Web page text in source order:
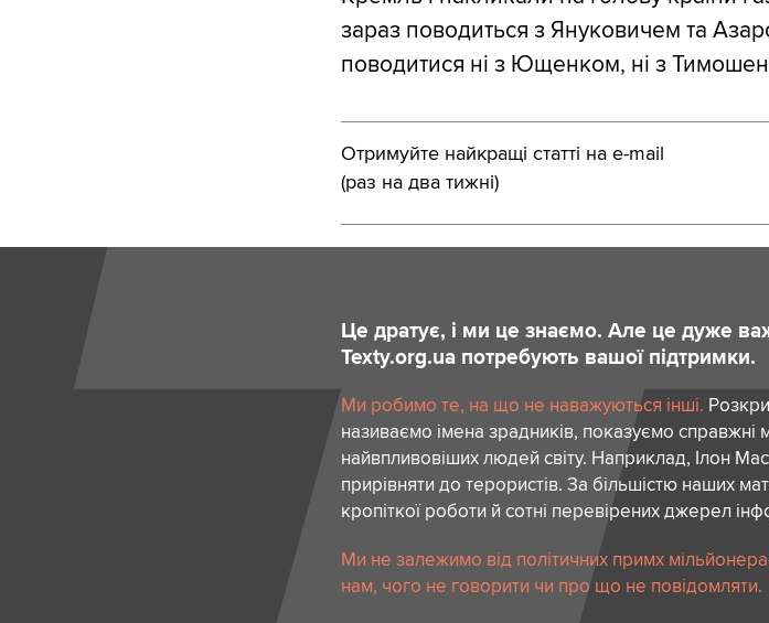
зараз поводиться з Януковичем та
поводитися ні з Ющенком, ні з
Отримуйте найкращі статті на e-mail
(раз на два тижні)
Це дратує, і ми це знаємо. Але це дуже
Texty.org.ua потребують вашої підтримки.
Ми робимо те, на що не наважуються інші.
називаємо імена зрадників, показуємо
найвпливовіших людей світу. Наприклад, Ілон
прирівняти до терористів. За більшістю наших
кропіткої роботи й сотні перевірених джерел
Ми не залежимо від політичних примх
нам, чого не говорити чи про що не повідомляти.